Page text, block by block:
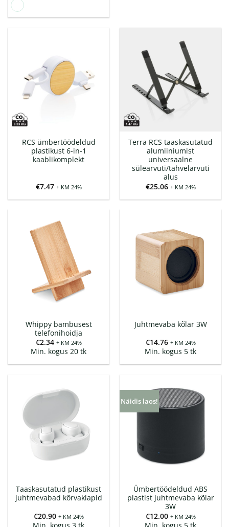
RCS ümbertöödeldud
plastikust 6-in-1
kaablikomplekt
€7.47 + KM 24%
Terra RCS taaskasutatud
alumiiniumist
universaalne
sülearvuti/tahvelarvuti
alus
€25.06 + KM 24%
Whippy bambusest
telefonihoidja
€2.34 + KM 24%
Min. kogus 20 tk
Juhtmevaba kõlar 3W
€14.76 + KM 24%
Min. kogus 5 tk
Taaskasutatud plastikust
juhtmevabad kõrvaklapid
€20.90 + KM 24%
Näidis laos!
Ümbertöödeldud ABS
plastist juhtmevaba kõlar
3W
€12.00 + KM 24%